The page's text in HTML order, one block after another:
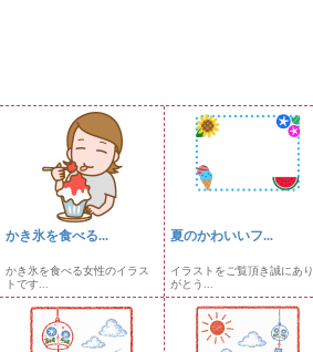
かき氷を食べる...
かき氷を食べる女性のイラス
トです...
夏のかわいいフ...
イラストをご覧頂き誠にあり
がとう...